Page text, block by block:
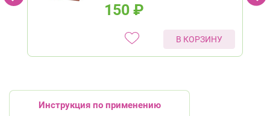
150 ₽
В КОРЗИНУ
Инструкция по применению